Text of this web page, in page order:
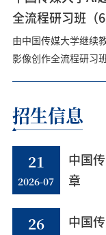
全流程研习班（
由中国传媒大学继续
影像创作全流程研习
招生信息
21
2026-07
中国
章
26
中国